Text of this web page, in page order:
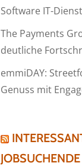
Software IT-
The Payments
deutliche
emmiDAY:
Genuss mit